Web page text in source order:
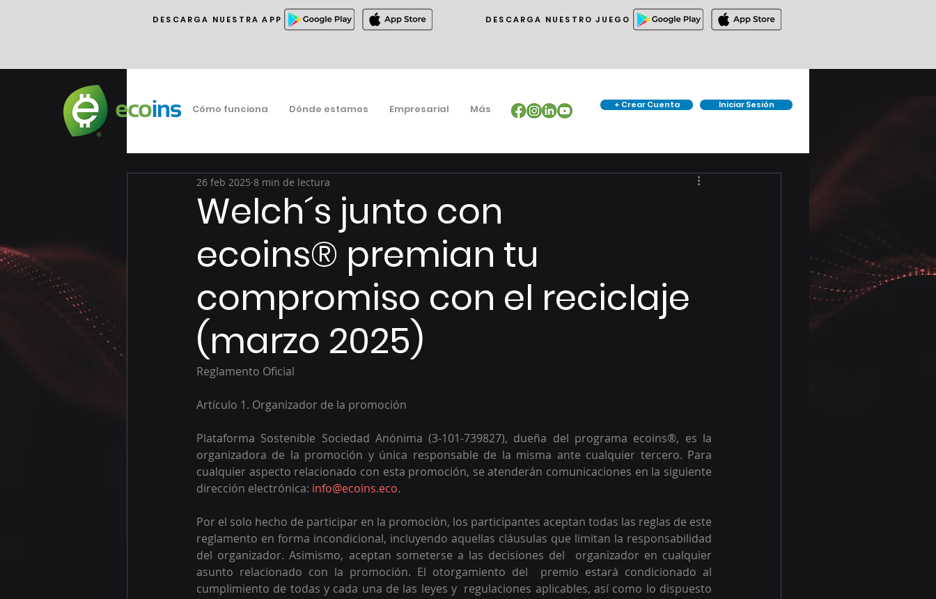
DESCARGA NUESTRA APP DESCARGA NUESTRO JUEGO
+ Crear Cuenta Iniciar Sesión
Cómo funciona Dónde estamos Empresarial Más
Welch´s junto con
ecoins® premian tu
compromiso con el reciclaje
(marzo 2025)
26 feb 2025 8 min de lectura
Reglamento Oficial
Artículo 1. Organizador de la promoción
Plataforma Sostenible Sociedad Anónima (3-101-739827), dueña del programa ecoins®, es la
organizadora de la promoción y única responsable de la misma ante cualquier tercero. Para
cualquier aspecto relacionado con esta promoción, se atenderán comunicaciones en la siguiente
dirección electrónica: info@ecoins.eco.
Por el solo hecho de participar en la promoción, los participantes aceptan todas las reglas de este
reglamento en forma incondicional, incluyendo aquellas cláusulas que limitan la responsabilidad
del organizador. Asimismo, aceptan someterse a las decisiones del  organizador en cualquier
asunto relacionado con la promoción. El otorgamiento del  premio estará condicionado al
cumplimiento de todas y cada una de las leyes y  regulaciones aplicables, así como lo dispuesto